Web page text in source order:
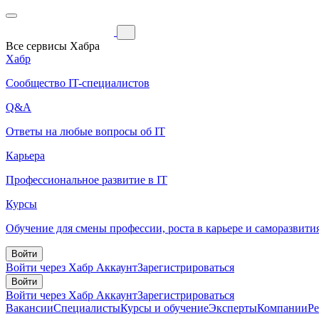
Все сервисы Хабра
Хабр
Сообщество IT-специалистов
Q&A
Ответы на любые вопросы об IT
Карьера
Профессиональное развитие в IT
Курсы
Обучение для смены профессии, роста в карьере и
Войти
Войти через Хабр АккаунтЗарегистрироваться
Войти
Войти через Хабр АккаунтЗарегистрироваться
ВакансииСпециалистыКурсы и обучениеЭкспертыКомпании